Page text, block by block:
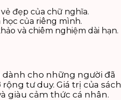
đẹp của chữ nghĩa.
học của riêng mình.
và chiêm nghiệm dài hạn.
cho những người đã
tư duy. Giá trị của sách
giàu cảm thức cá nhân.